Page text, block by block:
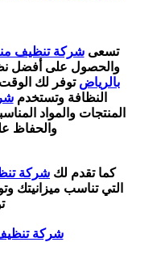
تسعىشركة تنظيف
والحصول على أفضل
بالرياض توفر لك
النظافة وتستخدم
المنتجات والمواد
والحفاظ
كما تقدم لك شركة
التي تناسب ميزانيتك
شركة